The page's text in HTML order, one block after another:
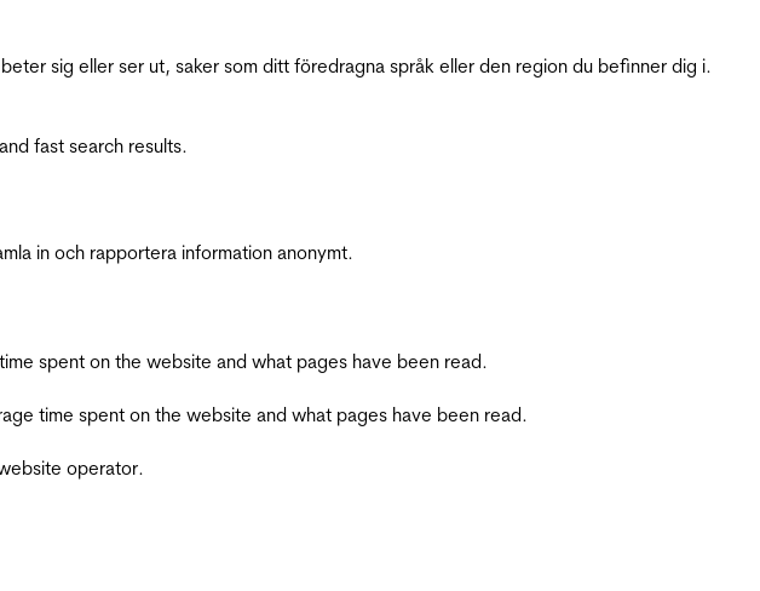
sig eller ser ut, saker som ditt föredragna språk eller den region du befinner dig i.
fast search results.
in och rapportera information anonymt.
spent on the website and what pages have been read.
time spent on the website and what pages have been read.
operator.